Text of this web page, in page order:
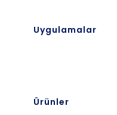
Uygulamalar
Ürünler